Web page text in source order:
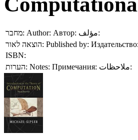
מחבר: Author: Автор: مؤلف:
הוצאה לאור: Published by: Издательство:
ISBN:
הערות: Notes: Примечания: ملاحظات: